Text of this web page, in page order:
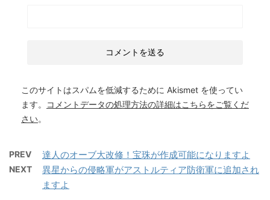
このサイトはスパムを低減するために Akismet を使ってい
ます。
コメントデータの処理方法の詳細はこちらをご覧くだ
さい。
PREV 達人のオーブ大改修！宝珠が作成可能になりますよ
NEXT
異星からの侵略軍がアストルティア防衛軍に追加され
ますよ